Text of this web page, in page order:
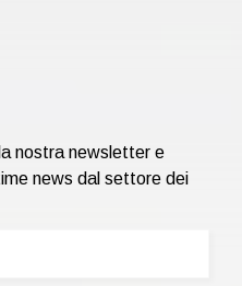
nostra newsletter e
news dal settore dei